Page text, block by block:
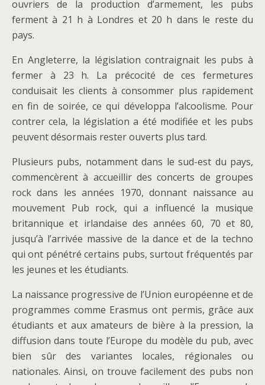
ouvriers de la production d’armement, les pubs
ferment à 21 h à Londres et 20 h dans le reste du
pays.
En Angleterre, la législation contraignait les pubs à
fermer à 23 h. La précocité de ces fermetures
conduisait les clients à consommer plus rapidement
en fin de soirée, ce qui développa l’alcoolisme. Pour
contrer cela, la législation a été modifiée et les pubs
peuvent désormais rester ouverts plus tard.
Plusieurs pubs, notamment dans le sud-est du pays,
commencèrent à accueillir des concerts de groupes
rock dans les années 1970, donnant naissance au
mouvement Pub rock, qui a influencé la musique
britannique et irlandaise des années 60, 70 et 80,
jusqu’à l’arrivée massive de la dance et de la techno
qui ont pénétré certains pubs, surtout fréquentés par
les jeunes et les étudiants.
La naissance progressive de l’Union européenne et de
programmes comme Erasmus ont permis, grâce aux
étudiants et aux amateurs de bière à la pression, la
diffusion dans toute l’Europe du modèle du pub, avec
bien sûr des variantes locales, régionales ou
nationales. Ainsi, on trouve facilement des pubs non